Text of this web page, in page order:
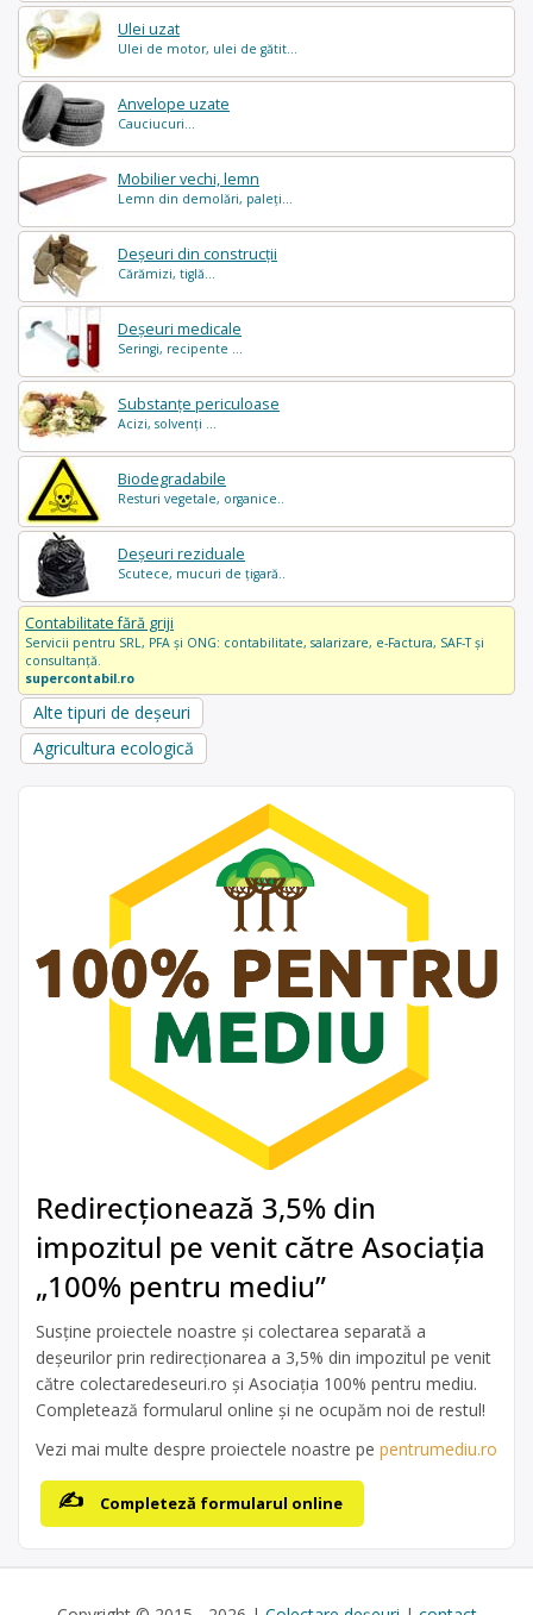
Ulei uzat
Ulei de motor, ulei de gătit...
Anvelope uzate
Cauciucuri...
Mobilier vechi, lemn
Lemn din demolări, paleți...
Deșeuri din construcții
Cărămizi, tiglă...
Deșeuri medicale
Seringi, recipente ...
Substanțe periculoase
Acizi, solvenți ...
Biodegradabile
Resturi vegetale, organice..
Deșeuri reziduale
Scutece, mucuri de țigară..
Contabilitate fără griji
Servicii pentru SRL, PFA și ONG: contabilitate, salarizare, e-Factura, SAF-T și
consultanță.
supercontabil.ro
Alte tipuri de deșeuri
Agricultura ecologică
Redirecționează 3,5% din
impozitul pe venit către Asociația
„100% pentru mediu”
Susține proiectele noastre și colectarea separată a
deșeurilor prin redirecționarea a 3,5% din impozitul pe venit
către colectaredeseuri.ro și Asociația 100% pentru mediu.
Completează formularul online și ne ocupăm noi de restul!
Vezi mai multe despre proiectele noastre pe pentrumediu.ro
Completeză formularul online